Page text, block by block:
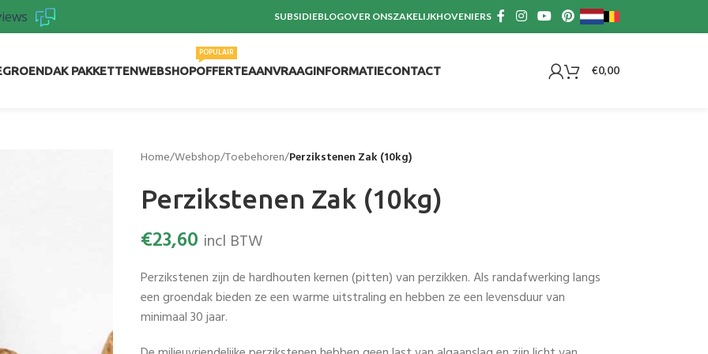
SUBSIDIEBLOGOVER ONSZAKELIJKHOVENIERS
GROENDAK PAKKETTENWEBSHOPOFFERTEAANVRAAG
POPULAIR
INFORMATIECONTACT €0,00
Home/Webshop/Toebehoren/Perzikstenen Zak (10kg)
Perzikstenen Zak (10kg)
€23,60 incl BTW
Perzikstenen zijn de hardhouten kernen (pitten) van perzikken. Als randafwerking langs
een groendak bieden ze een warme uitstraling en hebben ze een levensduur van
minimaal 30 jaar.